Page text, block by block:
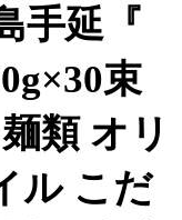
手延『
束
類 オリ
ル こだ